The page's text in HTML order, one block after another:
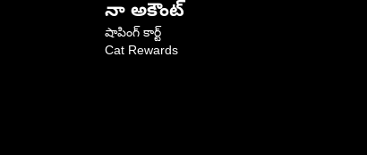
నా అకౌంట్
షాపింగ్ కార్ట్
Cat Rewards